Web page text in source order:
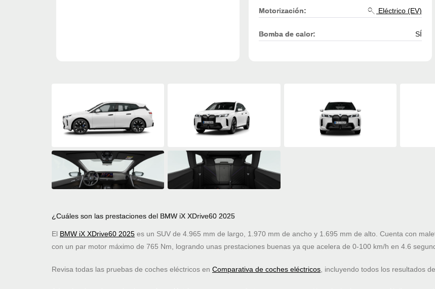
Motorización: Eléctrico (EV)
Bomba de calor: SÍ
¿Cuáles son las prestaciones del BMW iX XDrive60 2025
El BMW iX XDrive60 2025 es un SUV de 4.965 mm de largo, 1.970 mm de ancho y 1.695 mm de alto. Cuenta con
con un par motor máximo de 765 Nm, logrando unas prestaciones buenas ya que acelera de 0-100 km/h en 4.6
Revisa todas las pruebas de coches eléctricos en Comparativa de coches eléctricos , incluyendo todos los resultados